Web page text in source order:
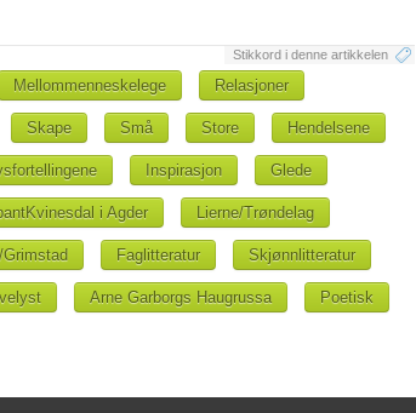
Stikkord i denne artikkelen
Mellommenneskelege Relasjoner
Skape Små Store Hendelsene
Inspirasjon Glede
i Agder Lierne/Trøndelag
Grimstad Faglitteratur Skjønnlitteratur
Arne Garborgs Haugrussa Poetisk